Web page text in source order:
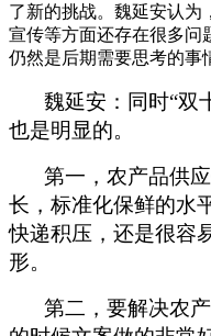
了新的挑战。魏延安认为
宣传等方面还存在很多问
仍然是后期需要思考的事
魏延安：同时“双
也是明显的。
第一，农产品供
长，标准化保鲜的水
快递积压，还是很容
形。
第二，要解决农